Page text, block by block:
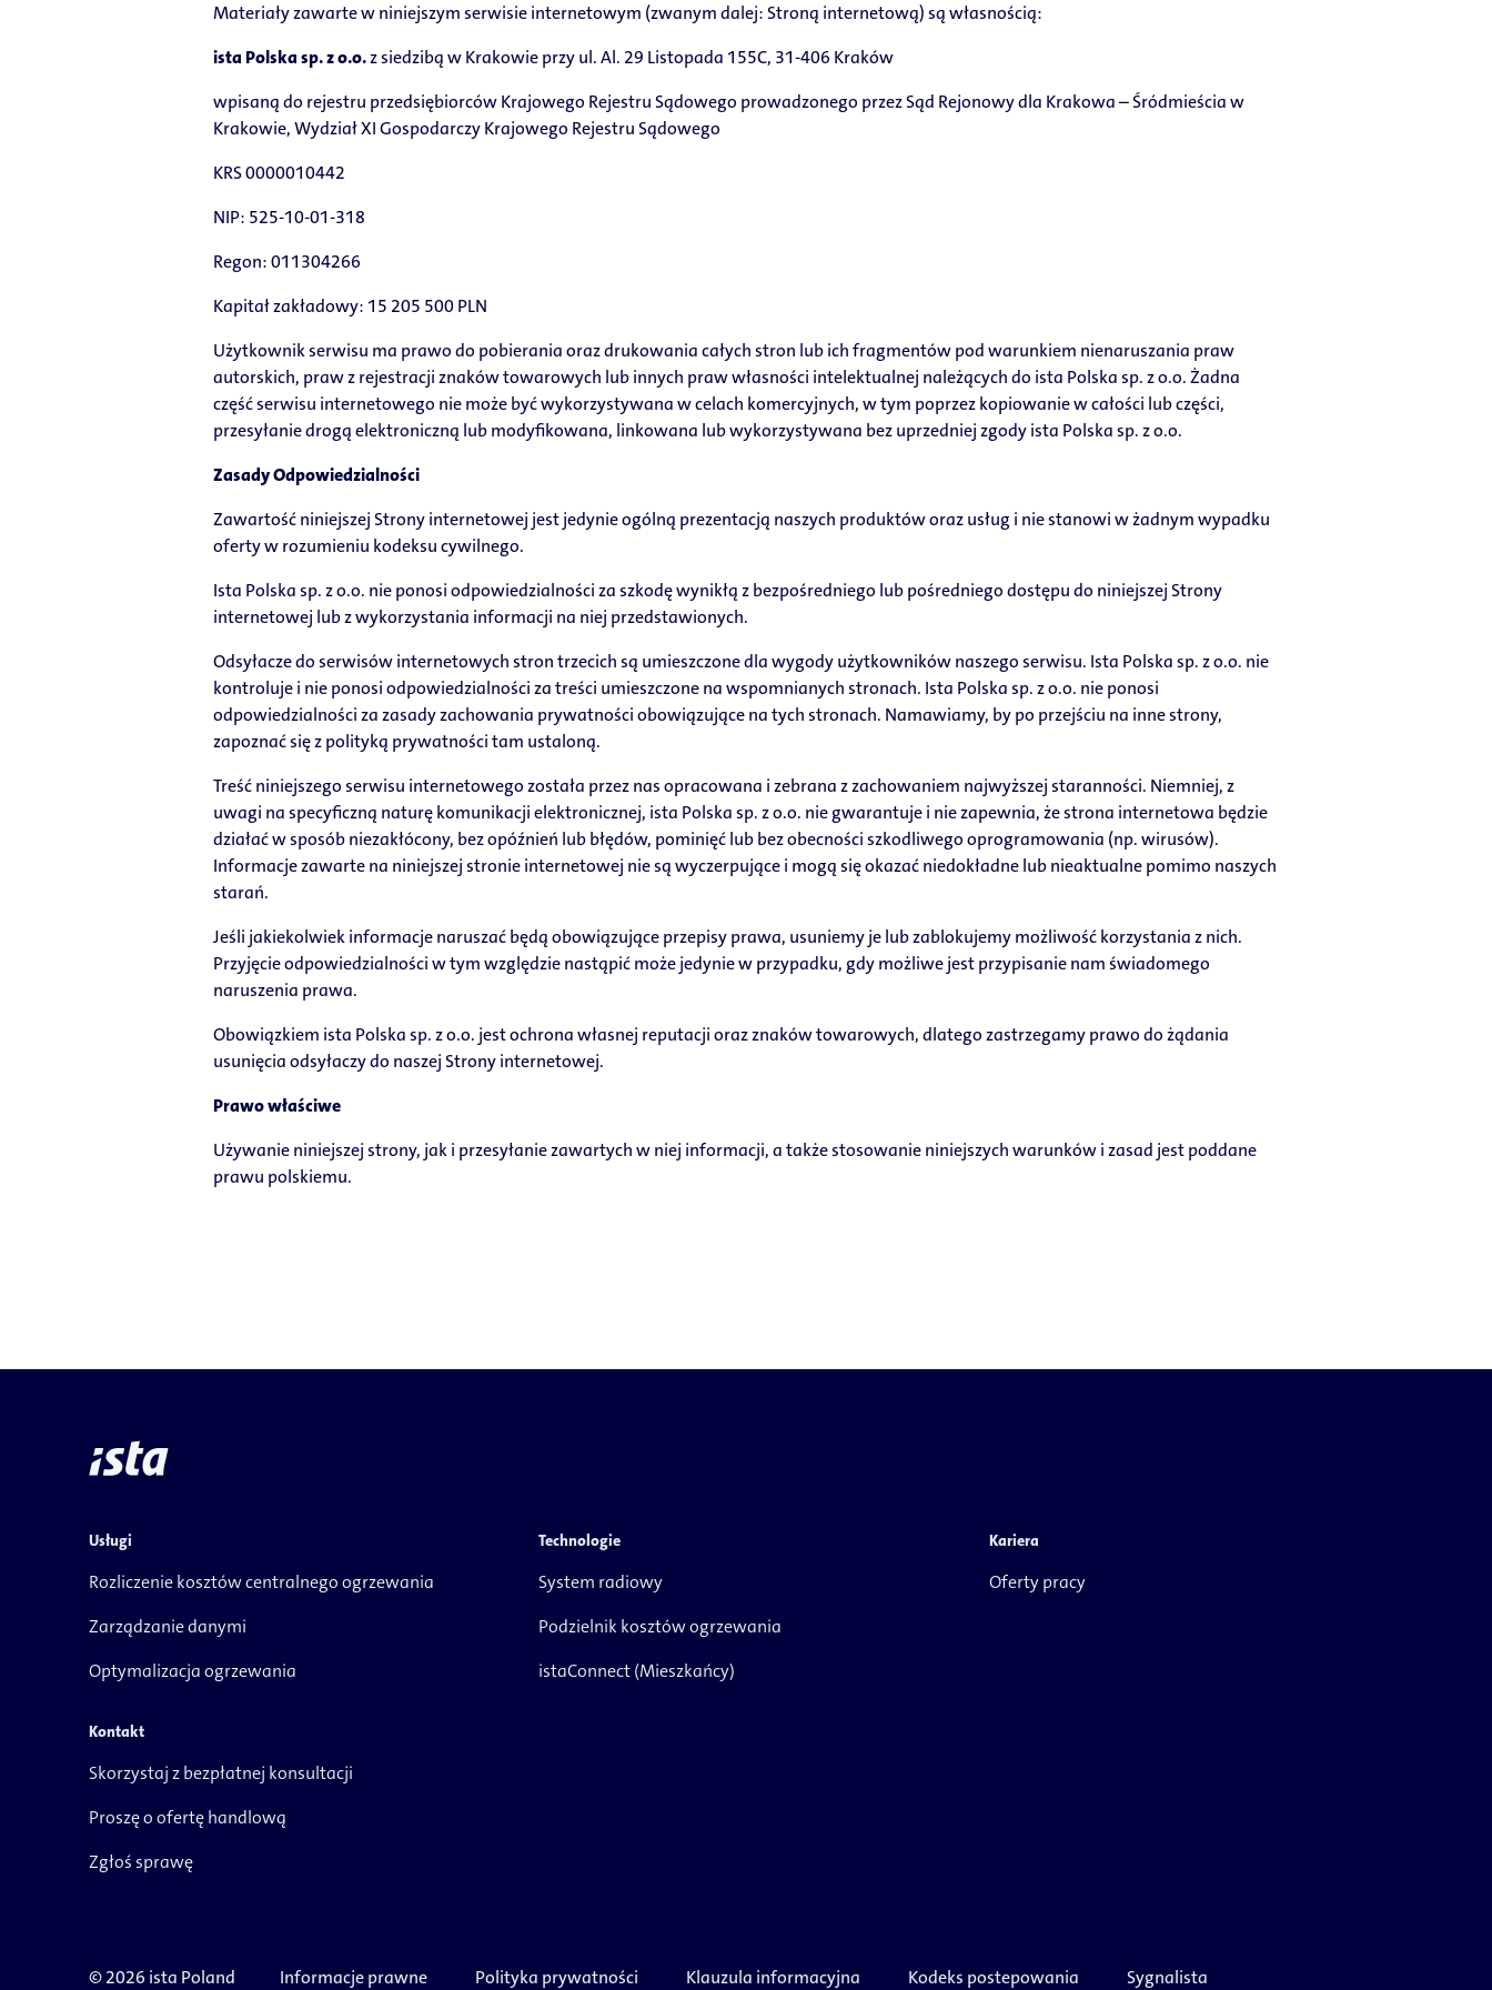
Materiały zawarte w niniejszym serwisie internetowym (zwanym dalej: Stroną internetową) są własnością:
ista Polska sp. z o.o.z siedzibą w Krakowie przy ul. Al. 29 Listopada 155C, 31-406 Kraków
wpisaną do rejestru przedsiębiorców Krajowego Rejestru Sądowego prowadzonego przez Sąd Rejonowy dla Krakowa – Śródmieścia w
Krakowie, Wydział XI Gospodarczy Krajowego Rejestru Sądowego
KRS 0000010442
NIP: 525-10-01-318
Regon: 011304266
Kapitał zakładowy: 15 205 500 PLN
Użytkownik serwisu ma prawo do pobierania oraz drukowania całych stron lub ich fragmentów pod warunkiem nienaruszania praw
autorskich, praw z rejestracji znaków towarowych lub innych praw własności intelektualnej należących do ista Polska sp. z o.o. Żadna
część serwisu internetowego nie może być wykorzystywana w celach komercyjnych, w tym poprzez kopiowanie w całości lub części,
przesyłanie drogą elektroniczną lub modyfikowana, linkowana lub wykorzystywana bez uprzedniej zgody ista Polska sp. z o.o.
Zasady Odpowiedzialności
Zawartość niniejszej Strony internetowej jest jedynie ogólną prezentacją naszych produktów oraz usług i nie stanowi w żadnym wypadku
oferty w rozumieniu kodeksu cywilnego.
Ista Polska sp. z o.o. nie ponosi odpowiedzialności za szkodę wynikłą z bezpośredniego lub pośredniego dostępu do niniejszej Strony
internetowej lub z wykorzystania informacji na niej przedstawionych.
Odsyłacze do serwisów internetowych stron trzecich są umieszczone dla wygody użytkowników naszego serwisu. Ista Polska sp. z o.o. nie
kontroluje i nie ponosi odpowiedzialności za treści umieszczone na wspomnianych stronach. Ista Polska sp. z o.o. nie ponosi
odpowiedzialności za zasady zachowania prywatności obowiązujące na tych stronach. Namawiamy, by po przejściu na inne strony,
zapoznać się z polityką prywatności tam ustaloną.
Treść niniejszego serwisu internetowego została przez nas opracowana i zebrana z zachowaniem najwyższej staranności. Niemniej, z
uwagi na specyficzną naturę komunikacji elektronicznej, ista Polska sp. z o.o. nie gwarantuje i nie zapewnia, że strona internetowa będzie
działać w sposób niezakłócony, bez opóźnień lub błędów, pominięć lub bez obecności szkodliwego oprogramowania (np. wirusów).
Informacje zawarte na niniejszej stronie internetowej nie są wyczerpujące i mogą się okazać niedokładne lub nieaktualne pomimo naszych
starań.
Jeśli jakiekolwiek informacje naruszać będą obowiązujące przepisy prawa, usuniemy je lub zablokujemy możliwość korzystania z nich.
Przyjęcie odpowiedzialności w tym względzie nastąpić może jedynie w przypadku, gdy możliwe jest przypisanie nam świadomego
naruszenia prawa.
Obowiązkiem ista Polska sp. z o.o. jest ochrona własnej reputacji oraz znaków towarowych, dlatego zastrzegamy prawo do żądania
usunięcia odsyłaczy do naszej Strony internetowej.
Prawo właściwe
Używanie niniejszej strony, jak i przesyłanie zawartych w niej informacji, a także stosowanie niniejszych warunków i zasad jest poddane
prawu polskiemu.
Usługi
Rozliczenie kosztów centralnego ogrzewania
Zarządzanie danymi
Optymalizacja ogrzewania
Technologie
System radiowy
Podzielnik kosztów ogrzewania
istaConnect (Mieszkańcy)
Kariera
Oferty pracy
Kontakt
Skorzystaj z bezpłatnej konsultacji
Proszę o ofertę handlową
Zgłoś sprawę
© 2026 ista Poland Informacje prawne Polityka prywatności Klauzula informacyjna Kodeks postepowania Sygnalista